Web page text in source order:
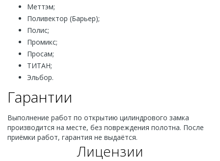
Меттэм;
Поливектор (Барьер);
Полис;
Промикс;
Просам;
ТИТАН;
Эльбор.
Гарантии
Выполнение работ по открытию цилиндрового замка
производится на месте, без повреждения полотна. После
приёмки работ, гарантия не выдаётся.
Лицензии